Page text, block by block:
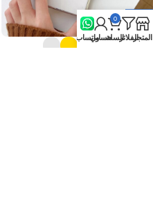
المتجرالفلاتر
0
السلةحسابيواتساب